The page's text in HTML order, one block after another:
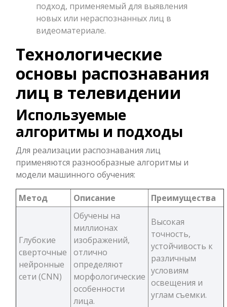
подход, применяемый для выявления
новых или нераспознанных лиц в
видеоматериале.
Технологические
основы распознавания
лиц в телевидении
Используемые
алгоритмы и подходы
Для реализации распознавания лиц
применяются разнообразные алгоритмы и
модели машинного обучения:
Метод Описание Преимущества
Глубокие
сверточные
нейронные
сети (CNN)
Обучены на
миллионах
изображений,
отлично
определяют
морфологические
особенности
лица.
Высокая
точность,
устойчивость к
различным
условиям
освещения и
углам съемки.